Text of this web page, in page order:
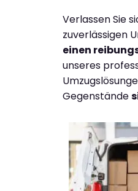
Verlassen Sie
zuverlässigen
einen
unseres
Gegenstände